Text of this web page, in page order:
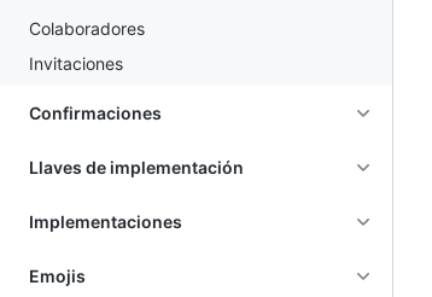
Colaboradores
Invitaciones
Confirmaciones
Llaves de implementación
Implementaciones
Emojis